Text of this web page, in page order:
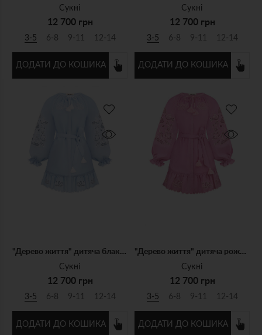
Сукні
12 700 грн
3-5 6-8 9-11 12-14
ДОДАТИ ДО КОШИКА
Сукні
12 700 грн
3-5 6-8 9-11 12-14
ДОДАТИ ДО КОШИКА
"Дерево життя" дитяча блакитна сукня
Сукні
12 700 грн
3-5 6-8 9-11 12-14
ДОДАТИ ДО КОШИКА
"Дерево життя" дитяча рожева сукня з рожевою вишивкою
Сукні
12 700 грн
3-5 6-8 9-11 12-14
ДОДАТИ ДО КОШИКА